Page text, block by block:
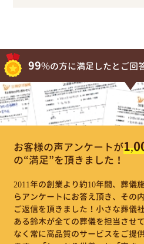
99%の方に満足したとご回
お客様の声アンケートが
の“満足”を頂きました！
2011年の創業より約10年間、葬儀
らアンケートにお答え頂き、その
ご返信を頂きました！小さな葬儀
ある鈴木が全ての葬儀を担当させ
なく常に高品質のサービスをご提